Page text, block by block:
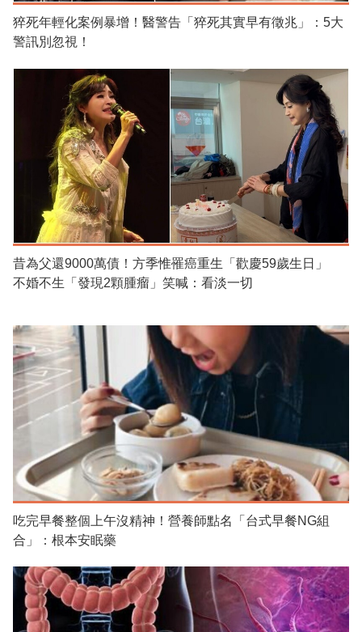
猝死年輕化案例暴增！醫警告「猝死其實早有徵兆」：5大
警訊別忽視！
昔為父還9000萬債！方季惟罹癌重生「歡慶59歲生日」
不婚不生「發現2顆腫瘤」笑喊：看淡一切
吃完早餐整個上午沒精神！營養師點名「台式早餐NG組
合」：根本安眠藥